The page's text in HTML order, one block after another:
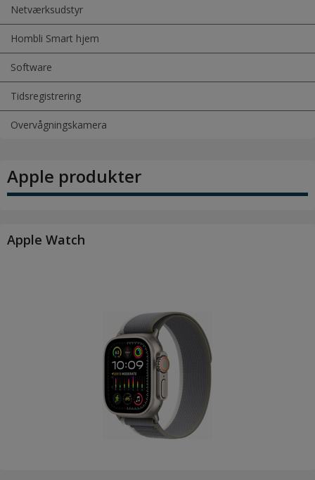
Netværksudstyr
Hombli Smart hjem
Software
Tidsregistrering
Overvågningskamera
Apple produkter
Apple Watch